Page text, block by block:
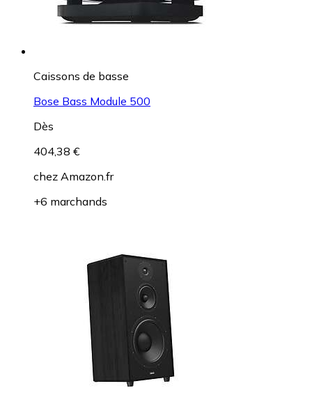
Caissons de basse
Bose Bass Module 500
Dès
404,38 €
chez Amazon.fr
+6 marchands